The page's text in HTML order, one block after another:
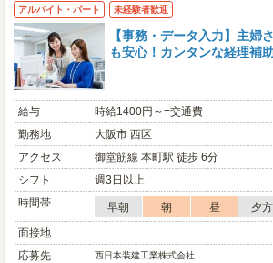
アルバイト・パート 未経験者歓迎
【事務・データ入力】主婦
も安心！カンタンな経理補
給与
時給1400円～+交通費
勤務地
大阪市 西区
アクセス
御堂筋線 本町駅 徒歩 6分
シフト
週3日以上
時間帯
早朝 朝 昼 夕方
面接地
応募先
西日本装建工業株式会社